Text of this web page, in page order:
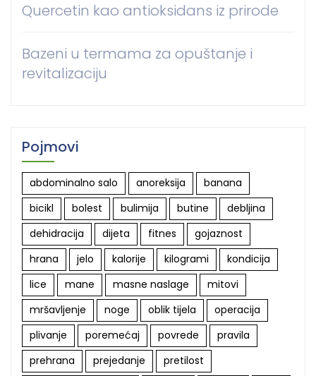
Quercetin kao antioksidans iz prirode
Bazeni u termama za opuštanje i
revitalizaciju
Pojmovi
abdominalno salo anoreksija
banana
bicikl
bolest bulimija butine
debljina
dehidracija
dijeta fitnes
gojaznost
hrana
jelo kalorije kilogrami
kondicija
lice
mane masne naslage
mitovi
mršavljenje
noge oblik tijela
operacija
plivanje
poremećaj povrede
pravila
prehrana
prejedanje pretilost